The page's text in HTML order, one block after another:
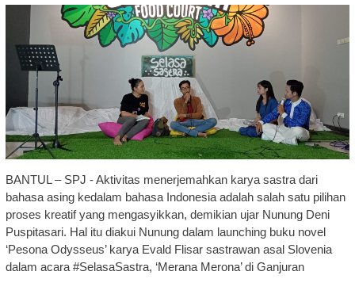
BANTUL – SPJ - Aktivitas menerjemahkan karya sastra dari
bahasa asing kedalam bahasa Indonesia adalah salah satu pilihan
proses kreatif yang mengasyikkan, demikian ujar Nunung Deni
Puspitasari. Hal itu diakui Nunung dalam launching buku novel
‘Pesona Odysseus’ karya Evald Flisar sastrawan asal Slovenia
dalam acara #SelasaSastra, ‘Merana Merona’ di Ganjuran